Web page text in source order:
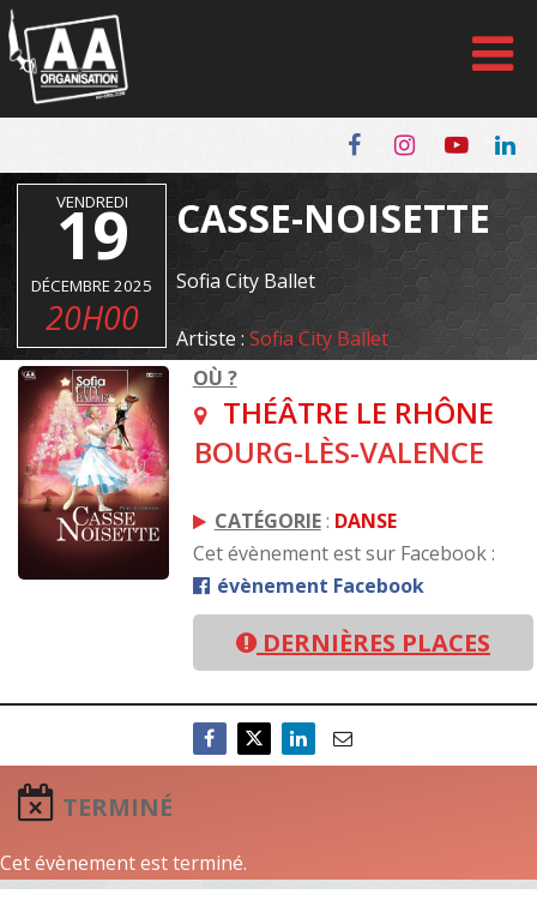
Panneau de gestion des cookies
VENDREDI
19
DÉCEMBRE 2025
20H00
CASSE-NOISETTE
Sofia City Ballet
Artiste :Sofia City Ballet
OÙ ?
THÉÂTRE LE RHÔNE
BOURG-LÈS-VALENCE
CATÉGORIE: DANSE
Cet évènement est sur Facebook :
évènement Facebook
DERNIÈRES PLACES
TERMINÉ
Cet évènement est terminé.